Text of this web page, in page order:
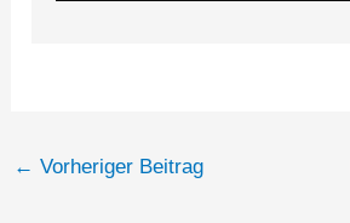
← Vorheriger Beitrag